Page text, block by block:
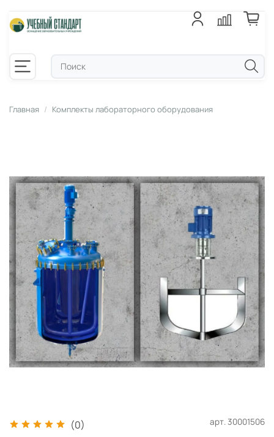
Главная Комплекты лабораторного оборудования
(0) арт. 30001506